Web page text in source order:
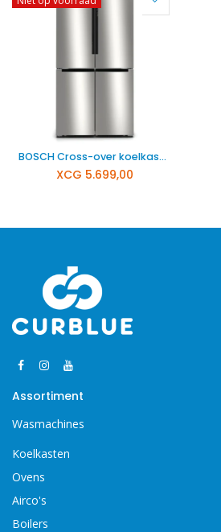
BOSCH Cross-over koelkast KFN96VPEA
XCG 5.699,00
Assortiment
Wasmachines
Koelkasten
Ovens
Airco's
Boilers